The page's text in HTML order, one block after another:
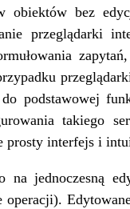
obiektów bez
przeglądarki
podstawowej
takiego
prosty interfejs i
na jednoczesną